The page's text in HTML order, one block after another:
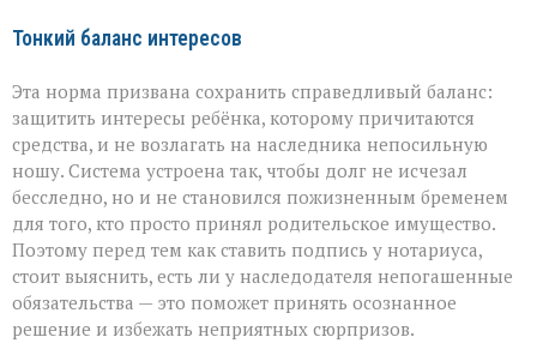
Тонкий баланс интересов
Эта норма призвана сохранить справедливый баланс:
защитить интересы ребёнка, которому причитаются
средства, и не возлагать на наследника непосильную
ношу. Система устроена так, чтобы долг не исчезал
бесследно, но и не становился пожизненным бременем
для того, кто просто принял родительское имущество.
Поэтому перед тем как ставить подпись у нотариуса,
стоит выяснить, есть ли у наследодателя непогашенные
обязательства — это поможет принять осознанное
решение и избежать неприятных сюрпризов.